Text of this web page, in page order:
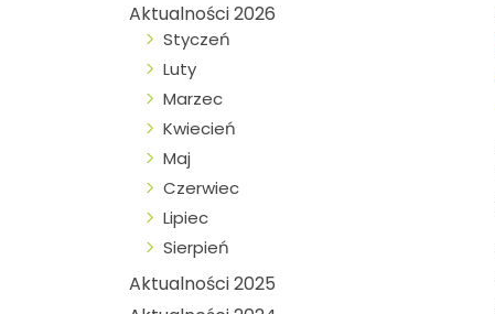
Aktualności 2026
Styczeń
Luty
Marzec
Kwiecień
Maj
Czerwiec
Lipiec
Sierpień
Aktualności 2025